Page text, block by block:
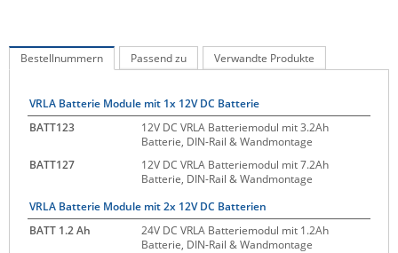
KVM TEC
LigoWave
Milesight
Panorama Antennas
PatchSee
Bestellnummern Passend zu Verwandte Produkte
VRLA Batterie Module mit 1x 12V DC Batterie
BATT123
12V DC VRLA Batteriemodul mit 3.2Ah
Batterie, DIN-Rail & Wandmontage
BATT127
12V DC VRLA Batteriemodul mit 7.2Ah
Batterie, DIN-Rail & Wandmontage
VRLA Batterie Module mit 2x 12V DC Batterien
BATT 1.2 Ah
24V DC VRLA Batteriemodul mit 1.2Ah
Batterie, DIN-Rail & Wandmontage